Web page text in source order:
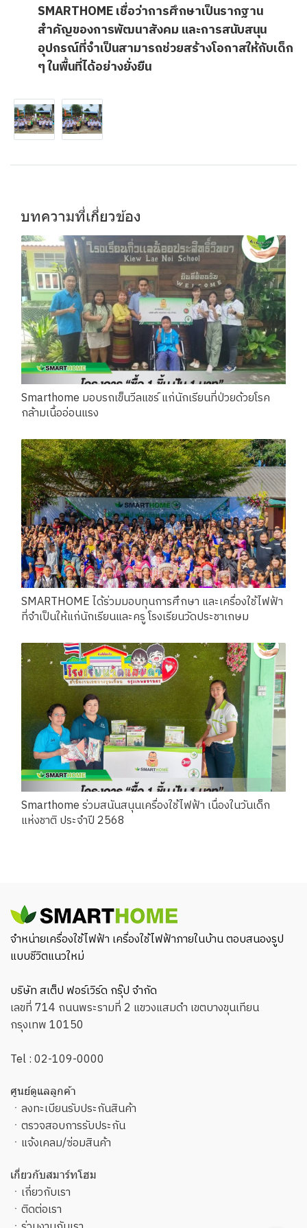
SMARTHOME เชื่อว่าการศึกษาเป็นรากฐาน
สำคัญของการพัฒนาสังคม และการสนับสนุน
อุปกรณ์ที่จำเป็นสามารถช่วยสร้างโอกาสให้กับเด็ก
ๆ ในพื้นที่ได้อย่างยั่งยืน
บทความที่เกี่ยวข้อง
Smarthome มอบรถเข็นวีลแชร์ แก่นักเรียนที่ป่วยด้วยโรค
กล้ามเนื้ออ่อนแรง
SMARTHOME ได้ร่วมมอบทุนการศึกษา และเครื่องใช้ไฟฟ้า
ที่จำเป็นให้แก่นักเรียนและครู โรงเรียนวัดประชาเกษม
Smarthome ร่วมสนันสนุนเครื่องใช้ไฟฟ้า เนื่องในวันเด็ก
แห่งชาติ ประจำปี 2568
จำหน่ายเครื่องใช้ไฟฟ้า เครื่องใช้ไฟฟ้าภายในบ้าน ตอบสนองรูป
แบบชีวิตแนวใหม่
บริษัท สเต็ป ฟอร์เวิร์ด กรุ๊ป จำกัด
เลขที่ 714 ถนนพระรามที่ 2 แขวงแสมดำ เขตบางขุนเทียน
กรุงเทพ 10150
Tel :02-109-0000
ศูนย์ดูแลลูกค้า
ㆍ ลงทะเบียนรับประกันสินค้า
ㆍ ตรวจสอบการรับประกัน
ㆍ แจ้งเคลม/ซ่อมสินค้า
เกี่ยวกับสมาร์ทโฮม
ㆍ เกี่ยวกับเรา
ㆍ ติดต่อเรา